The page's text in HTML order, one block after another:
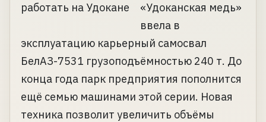
«Удоканская медь»
ввела в
эксплуатацию карьерный самосвал
БелАЗ-7531 грузоподъёмностью 240 т. До
конца года парк предприятия пополнится
ещё семью машинами этой серии. Новая
техника позволит увеличить объёмы